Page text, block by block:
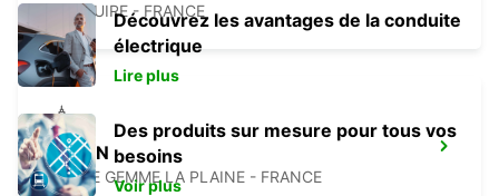
BRESSUIRE - FRANCE
LUÇON
SAINTE GEMME LA PLAINE - FRANCE
Découvrez les avantages de la conduite
électrique
Lire plus
Des produits sur mesure pour tous vos
besoins
Voir plus